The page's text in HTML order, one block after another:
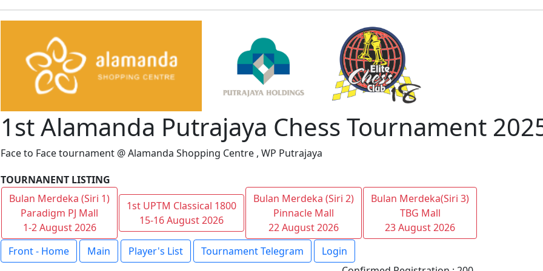
1st Alamanda Putrajaya Chess Tournament
Face to Face tournament @ Alamanda Shopping Centre , WP Putrajaya
TOURNANENT LISTING
Bulan Merdeka (Siri 1)
Paradigm PJ Mall
1-2 August 2026
1st UPTM Classical 1800
15-16 August 2026
Bulan Merdeka (Siri 2)
Pinnacle Mall
22 August 2026
Bulan Merdeka(Siri 3)
TBG Mall
23 August 2026
Front - Home
Main Player's List Tournament Telegram
Login